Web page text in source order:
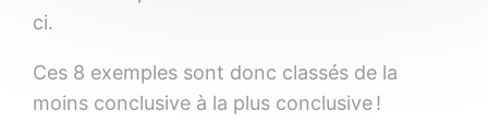
ci.
Ces 8 exemples sont donc classés de la
moins conclusive à la plus conclusive !